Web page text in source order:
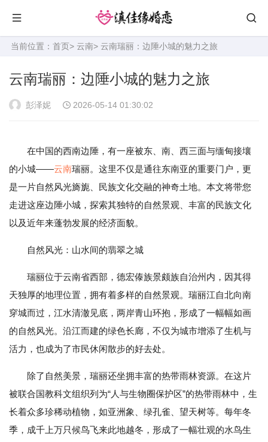
当前位置： 首页> 云南> 云南瑞丽：边陲小城的魅力之旅
云南瑞丽：边陲小城的魅力之旅
彭泽妮 2026-05-14 01:30:02
在中国的西南边陲，有一座被东、南、西三面与缅甸接壤
的小城——云南瑞丽。这里不仅是通往东南亚的重要门户，更
是一片自然风光旖旎、民族文化交融的神奇土地。本文将带您
走进这座边陲小城，探索其独特的自然景观、丰富的民族文化
以及近年来蓬勃发展的经济面貌。
自然风光：山水间的翡翠之城
瑞丽位于云南省西部，德宏傣族景颇族自治州内，因其得
天独厚的地理位置，拥有着多样的自然景观。瑞丽江自北向南
穿城而过，江水清澈见底，两岸青山环抱，形成了一幅幅如画
的自然风光。沿江而建的绿色长廊，不仅为城市增添了生机与
活力，也成为了市民休闲散步的好去处。
除了自然美景，瑞丽还坐拥丰富的热带雨林资源。在这片
被联合国教科文组织列为“人与生物圈保护区”的热带雨林中，生
长着众多珍稀动植物，如亚洲象、绿孔雀、望天树等。每年冬
季，成千上万只候鸟飞来此地越冬，形成了一幅壮观的水鸟生